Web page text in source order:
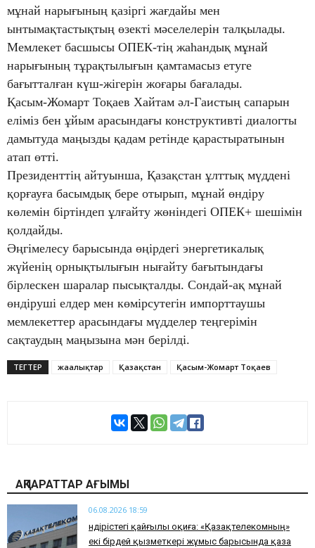
мұнай нарығының қазіргі жағдайы мен
ынтымақтастықтың өзекті мәселелерін талқылады.
Мемлекет басшысы ОПЕК-тің жаһандық мұнай
нарығының тұрақтылығын қамтамасыз етуге
бағытталған күш-жігерін жоғары бағалады.
Қасым-Жомарт Тоқаев Хайтам әл-Гаистың сапарын
еліміз бен ұйым арасындағы конструктивті диалогты
дамытуда маңызды қадам ретінде қарастыратынын
атап өтті.
Президенттің айтуынша, Қазақстан ұлттық мүддені
қорғауға басымдық бере отырып, мұнай өндіру
көлемін біртіндеп ұлғайту жөніндегі ОПЕК+ шешімін
қолдайды.
Әңгімелесу барысында өңірдегі энергетикалық
жүйенің орнықтылығын нығайту бағытындағы
бірлескен шаралар пысықталды. Сондай-ақ мұнай
өндіруші елдер мен көмірсутегін импорттаушы
мемлекеттер арасындағы мүдделер теңгерімін
сақтаудың маңызына мән берілді.
ТЕГТЕР жаңалықтар Қазақстан Қасым-Жомарт Тоқаев
АҚПАРАТТАР АҒЫМЫ
06.08.2026 18:59
Өндірістегі қайғылы оқиға: «Қазақтелекомның»
екі бірдей қызметкері жұмыс барысында қаза